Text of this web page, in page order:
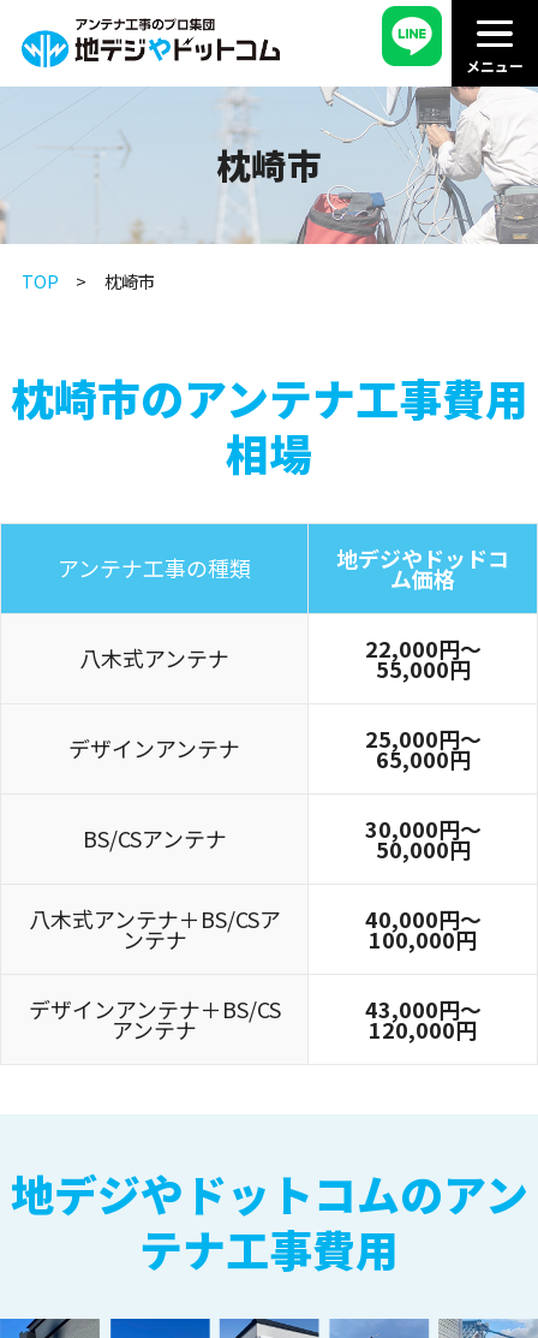
枕崎市
TOP 枕崎市
枕崎市のアンテナ工事費用
相場
アンテナ工事の種類 地デジやドッドコ
ム価格
八木式アンテナ 22,000円〜
55,000円
デザインアンテナ 25,000円〜
65,000円
BS/CSアンテナ 30,000円～
50,000円
八木式アンテナ＋BS/CSア
ンテナ
40,000円～
100,000円
デザインアンテナ＋BS/CS
アンテナ
43,000円～
120,000円
地デジやドットコムのアン
テナ工事費用